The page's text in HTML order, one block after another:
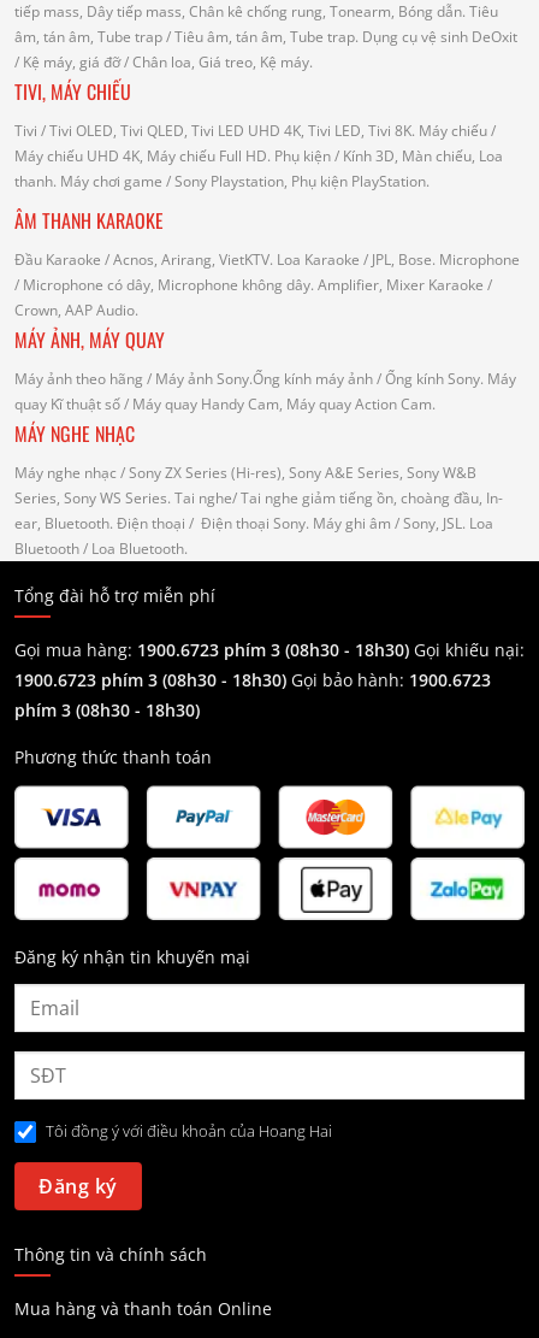
tiếp mass, Dây tiếp mass, Chân kê chống rung, Tonearm, Bóng dẫn. Tiêu
âm, tán âm, Tube trap/ Tiêu âm, tán âm, Tube trap. Dụng cụ vệ sinh DeOxit
/ Kệ máy, giá đỡ/ Chân loa, Giá treo, Kệ máy.
TIVI, MÁY CHIẾU
Tivi / Tivi OLED, Tivi QLED, Tivi LED UHD 4K, Tivi LED, Tivi 8K. Máy chiếu/
Máy chiếu UHD 4K, Máy chiếu Full HD. Phụ kiện/ Kính 3D, Màn chiếu, Loa
thanh. Máy chơi game / Sony Playstation, Phụ kiện PlayStation.
ÂM THANH KARAOKE
Đầu Karaoke / Acnos, Arirang, VietKTV. Loa Karaoke / JPL, Bose. Microphone
/ Microphone có dây, Microphone không dây. Amplifier, Mixer Karaoke /
Crown, AAP Audio.
MÁY ẢNH, MÁY QUAY
Máy ảnh theo hãng / Máy ảnh Sony.Ống kính máy ảnh / Ống kính Sony. Máy
quay Kĩ thuật số/ Máy quay Handy Cam, Máy quay Action Cam.
MÁY NGHE NHẠC
Máy nghe nhạc / Sony ZX Series (Hi-res), Sony A&E Series, Sony W&B
Series, Sony WS Series. Tai nghe/ Tai nghe giảm tiếng ồn, choàng đầu, In-
ear, Bluetooth. Điện thoại / Điện thoại Sony. Máy ghi âm / Sony, JSL. Loa
Bluetooth/ Loa Bluetooth.
Tổng đài hỗ trợ miễn phí
Gọi mua hàng: 1900.6723 phím 3 (08h30 - 18h30) Gọi khiếu nại:
1900.6723 phím 3 (08h30 - 18h30) Gọi bảo hành: 1900.6723
phím 3 (08h30 - 18h30)
Phương thức thanh toán
Đăng ký nhận tin khuyến mại
Tôi đồng ý với điều khoản của Hoang Hai
Thông tin và chính sách
Mua hàng và thanh toán Online